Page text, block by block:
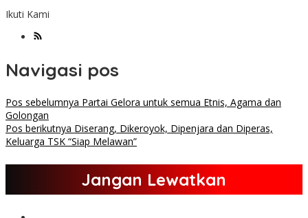
Ikuti Kami
Navigasi pos
Pos sebelumnya Partai Gelora untuk semua Etnis, Agama dan
Golongan
Pos berikutnya Diserang, Dikeroyok, Dipenjara dan Diperas,
Keluarga TSK “Siap Melawan”
Jangan Lewatkan